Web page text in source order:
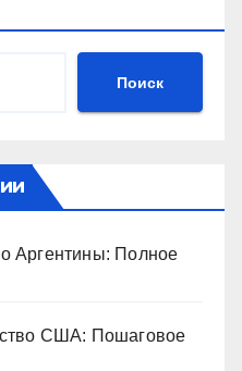
Поиск
Аргентины: Полное
США: Пошаговое